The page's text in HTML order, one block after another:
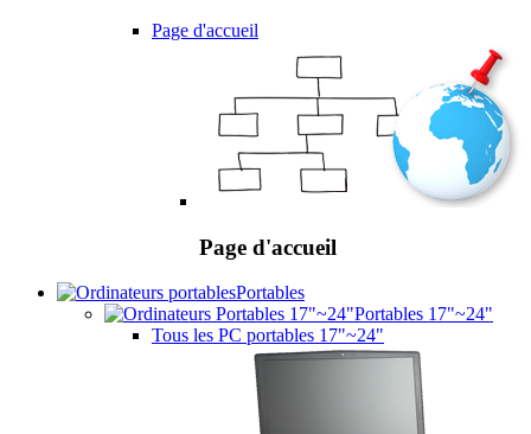
Page d'accueil
Page d'accueil
Portables
Portables 17"~24"
Tous les PC portables 17"~24"